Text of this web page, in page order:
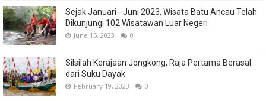
Sejak Januari - Juni 2023, Wisata Batu Ancau Telah
Dikunjungi 102 Wisatawan Luar Negeri
June 15, 2023 0
Silsilah Kerajaan Jongkong, Raja Pertama Berasal
dari Suku Dayak
February 19, 2023 0